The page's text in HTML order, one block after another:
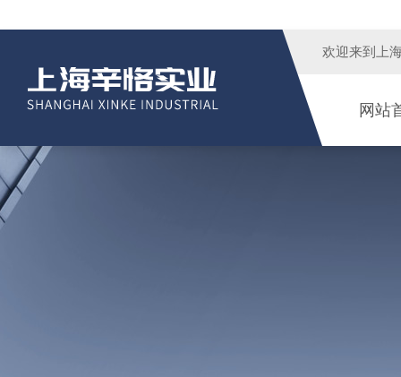
欢迎来到 上
网站